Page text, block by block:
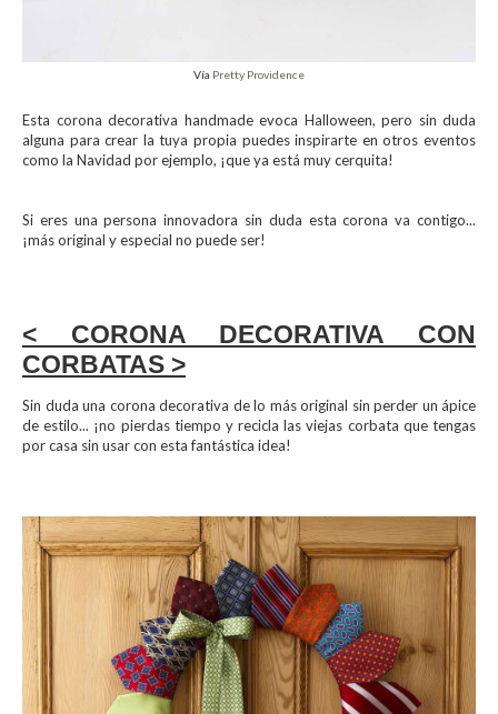
Vía Pretty Providence
Esta corona decorativa handmade evoca Halloween, pero sin duda
alguna para crear la tuya propia puedes inspirarte en otros eventos
como la Navidad por ejemplo, ¡que ya está muy cerquita!
Si eres una persona innovadora sin duda esta corona va contigo...
¡más original y especial no puede ser!
< CORONA DECORATIVA CON
CORBATAS >
Sin duda una corona decorativa de lo más original sin perder un ápice
de estilo... ¡no pierdas tiempo y recicla las viejas corbata que tengas
por casa sin usar con esta fantástica idea!